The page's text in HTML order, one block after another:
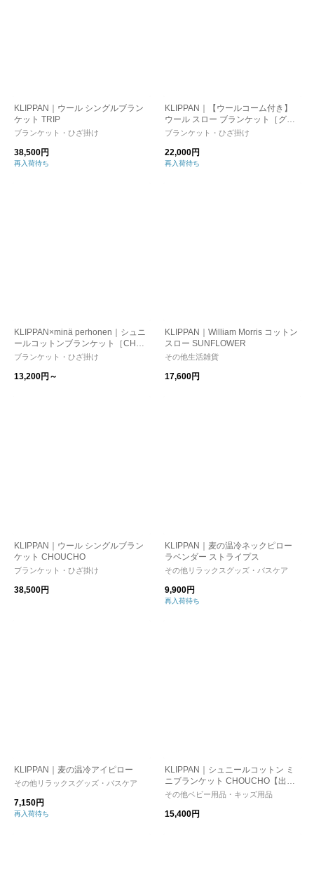
KLIPPAN｜ウール シングルブラン
ケット TRIP
ブランケット・ひざ掛け
38,500円
再入荷待ち
KLIPPAN｜【ウールコーム付き】
ウール スロー ブランケット［グー
スアイ］イエロー
ブランケット・ひざ掛け
22,000円
再入荷待ち
KLIPPAN×minä perhonen｜シュニ
ールコットンブランケット［CHOU
CHO］
ブランケット・ひざ掛け
13,200円～
KLIPPAN｜William Morris コットン
スロー SUNFLOWER
その他生活雑貨
17,600円
KLIPPAN｜ウール シングルブラン
ケット CHOUCHO
ブランケット・ひざ掛け
38,500円
KLIPPAN｜麦の温冷ネックピロー
ラベンダー ストライプス
その他リラックスグッズ・バスケア
9,900円
再入荷待ち
KLIPPAN｜麦の温冷アイピロー
その他リラックスグッズ・バスケア
7,150円
再入荷待ち
KLIPPAN｜シュニールコットン ミ
ニブランケット CHOUCHO【出産
祝い】
その他ベビー用品・キッズ用品
15,400円